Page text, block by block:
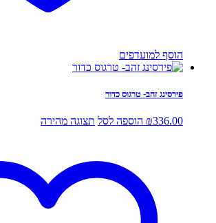
הוסף למועדפים
פירסינג זהב- טרגוס כדור
₪336.00 הוספה לסל תצוגה מהירה